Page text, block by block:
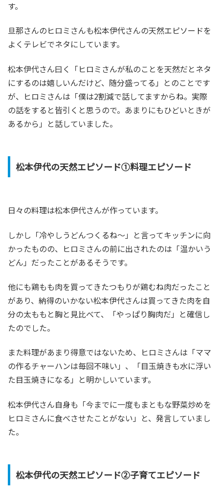
す。
旦那さんのヒロミさんも松本伊代さんの天然エピソードを
よくテレビでネタにしています。
松本伊代さん曰く「ヒロミさんが私のことを天然だとネタ
にするのは嬉しいんだけど、随分盛ってる」とのことです
が、ヒロミさんは「僕は2割減で話してますからね。実際
の話をすると皆引くと思うので。あまりにもひどいときが
あるから」と話していました。
松本伊代の天然エピソード①料理エピソード
日々の料理は松本伊代さんが作っています。
しかし「冷やしうどんつくるね〜」と言ってキッチンに向
かったものの、ヒロミさんの前に出されたのは「温かいう
どん」だったことがあるそうです。
他にも鶏もも肉を買ってきたつもりが鶏むね肉だったこと
があり、納得のいかない松本伊代さんは買ってきた肉を自
分の太ももと胸と見比べて、「やっぱり胸肉だ」と確信し
たのでした。
また料理があまり得意ではないため、ヒロミさんは「ママ
の作るチャーハンは毎回不味い」、「目玉焼きも水に浮い
た目玉焼きになる」と明かしいています。
松本伊代さん自身も「今までに一度もまともな野菜炒めを
ヒロミさんに食べさせたことがない」と、発言していまし
た。
松本伊代の天然エピソード②子育てエピソード